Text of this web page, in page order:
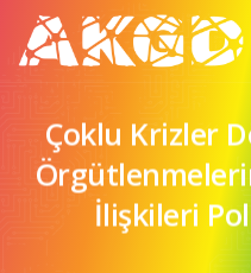
Çoklu Krizler
İlişkileri